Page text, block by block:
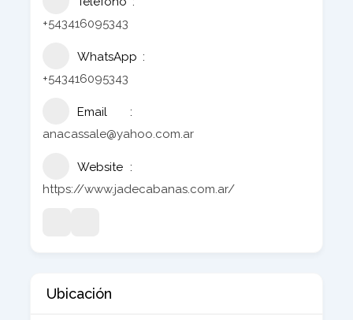
+543416095343
WhatsApp
+543416095343
Email
anacassale@yahoo.com.ar
Website
https://www.jadecabanas.com.ar/
Ubicación